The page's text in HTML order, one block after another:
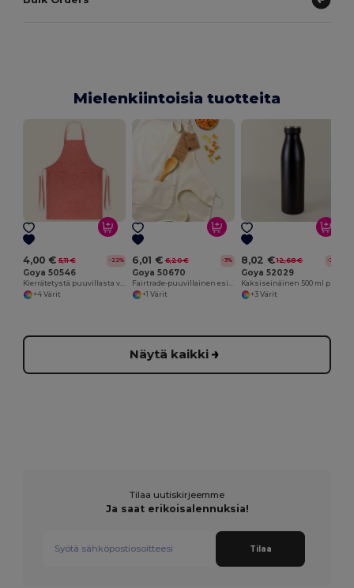
Mielenkiintoisia tuotteita
4,00 € 5,11 € -22%
Goya 50546
+4 Värit
6,01 € 6,20 € -3%
Goya 50670
+1 Värit
8,02 € 12,68 € -37%
Goya 52029
+3 Värit
Näytä kaikki
Tilaa uutiskirjeemme
Ja saat erikoisalennuksia!
Tilaa